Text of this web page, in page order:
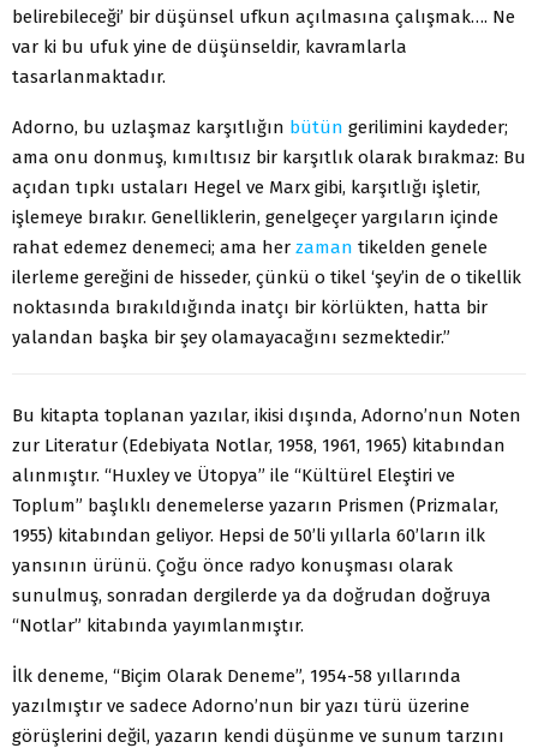
belirebileceği’ bir düşünsel ufkun açılmasına çalışmak…. Ne
var ki bu ufuk yine de düşünseldir, kavramlarla
tasarlanmaktadır.
Adorno, bu uzlaşmaz karşıtlığın bütün gerilimini kaydeder;
ama onu donmuş, kımıltısız bir karşıtlık olarak bırakmaz: Bu
açıdan tıpkı ustaları Hegel ve Marx gibi, karşıtlığı işletir,
işlemeye bırakır. Genelliklerin, genelgeçer yargıların içinde
rahat edemez denemeci; ama her zaman tikelden genele
ilerleme gereğini de hisseder, çünkü o tikel ‘şey’in de o tikellik
noktasında bırakıldığında inatçı bir körlükten, hatta bir
yalandan başka bir şey olamayacağını sezmektedir.”
Bu kitapta toplanan yazılar, ikisi dışında, Adorno’nun Noten
zur Literatur (Edebiyata Notlar, 1958, 1961, 1965) kitabından
alınmıştır. “Huxley ve Ütopya” ile “Kültürel Eleştiri ve
Toplum” başlıklı denemelerse yazarın Prismen (Prizmalar,
1955) kitabından geliyor. Hepsi de 50’li yıllarla 60’ların ilk
yansının ürünü. Çoğu önce radyo konuşması olarak
sunulmuş, sonradan dergilerde ya da doğrudan doğruya
“Notlar” kitabında yayımlanmıştır.
İlk deneme, “Biçim Olarak Deneme”, 1954-58 yıllarında
yazılmıştır ve sadece Adorno’nun bir yazı türü üzerine
görüşlerini değil, yazarın kendi düşünme ve sunum tarzını